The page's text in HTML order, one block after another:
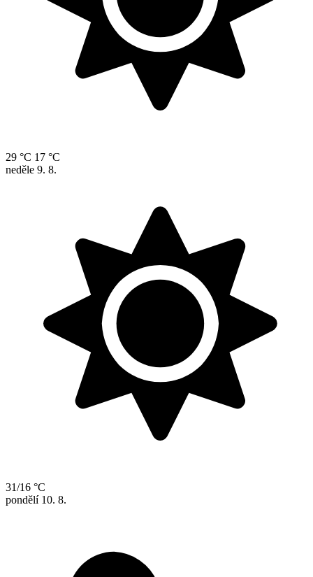
29 °C 17 °C
neděle 9. 8.
31/16 °C
pondělí 10. 8.